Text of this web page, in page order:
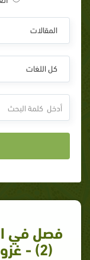
المقالات
كل اللغات
فصل في
(2) - غزوة الفتح - من زاد المعاد